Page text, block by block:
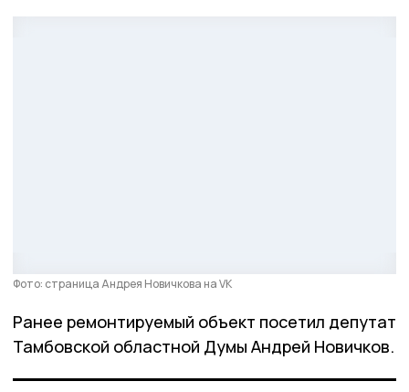
Фото: страница Андрея Новичкова на VK
Ранее ремонтируемый объект посетил депутат
Тамбовской областной Думы Андрей Новичков.